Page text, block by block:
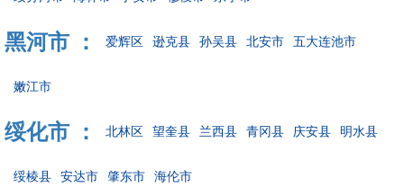
黑河市 ： 爱辉区 逊克县 孙吴县 北安市 五大连池市
嫩江市
绥化市 ： 北林区 望奎县 兰西县 青冈县 庆安县 明水县
绥棱县 安达市 肇东市 海伦市